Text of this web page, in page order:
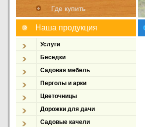
Где купить
Наша продукция
Услуги
Беседки
Садовая мебель
Перголы и арки
Цветочницы
Дорожки для дачи
Садовые качели